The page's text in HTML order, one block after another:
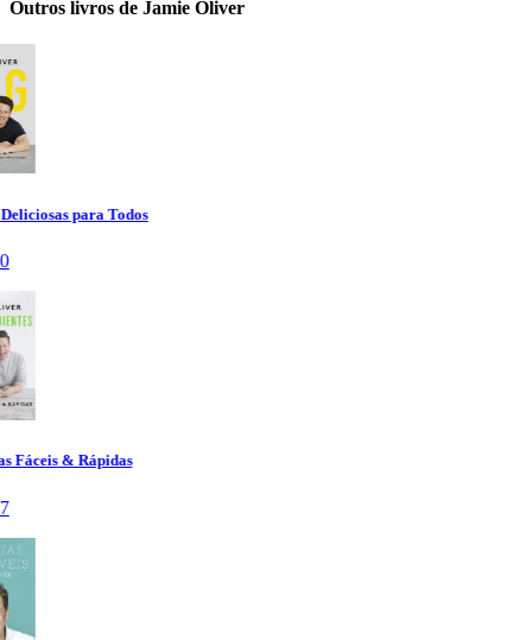
Outros livros de Jamie Oliver